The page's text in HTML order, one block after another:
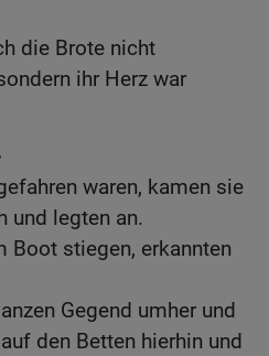
die Brote nicht
ihr Herz war
waren, kamen sie
und legten an.
Boot stiegen, erkannten
Gegend umher und
den Betten hierhin und